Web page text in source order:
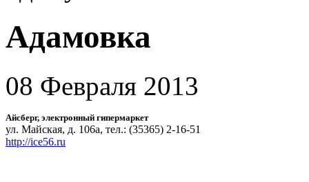
Адамовка
08 Февраля 2013
Айсберг, электронный гипермаркет
ул. Майская, д. 106а, тел.: (35365) 2-16-51
http://ice56.ru